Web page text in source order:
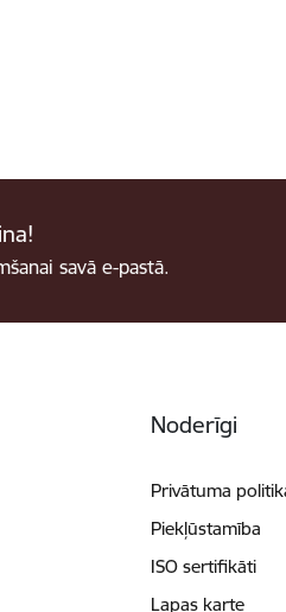
savā e-pastā.
Noderīgi
Privātuma
Piekļūstamība
ISO sertifikāti
Lapas karte